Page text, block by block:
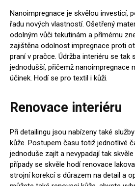
Nanoimpregnace je skvělou investicí,
řadu nových vlastností. Ošetřený
odolným vůči tekutinám a přímému
zajištěna odolnost impregnace proti
praní v pračce. Údržba interiéru se tak
jednodušší, přičemž nanoimpregnace
účinek. Hodí se pro textil i kůži.
Renovace interiéru
Při detailingu jsou nabízeny také
kůže. Postupem času totiž jednotlivé
jednoduše zajít a nevypadají tak
případy se skvěle hodí renovace
strojní korekcí s důrazem na detail a